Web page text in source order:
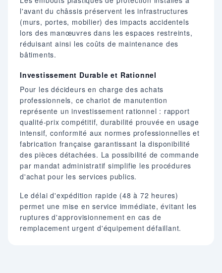
l'avant du châssis préservent les infrastructures
(murs, portes, mobilier) des impacts accidentels
lors des manœuvres dans les espaces restreints,
réduisant ainsi les coûts de maintenance des
bâtiments.
Investissement Durable et Rationnel
Pour les décideurs en charge des achats
professionnels, ce chariot de manutention
représente un investissement rationnel : rapport
qualité-prix compétitif, durabilité prouvée en usage
intensif, conformité aux normes professionnelles et
fabrication française garantissant la disponibilité
des pièces détachées. La possibilité de commande
par mandat administratif simplifie les procédures
d'achat pour les services publics.
Le délai d'expédition rapide (48 à 72 heures)
permet une mise en service immédiate, évitant les
ruptures d'approvisionnement en cas de
remplacement urgent d'équipement défaillant.